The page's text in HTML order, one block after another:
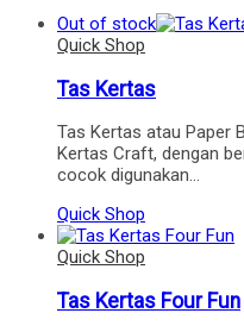
Out of stock
Quick Shop
Tas Kertas
Tas Kertas atau Paper
Kertas Craft, dengan
cocok digunakan…
Quick Shop
Quick Shop
Tas Kertas Four Fun